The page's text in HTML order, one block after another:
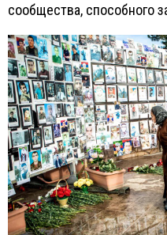
сообщества, способного